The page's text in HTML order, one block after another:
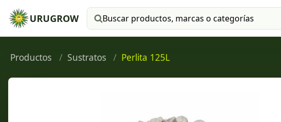
URUGROW Buscar productos
Productos Sustratos Perlita 125L